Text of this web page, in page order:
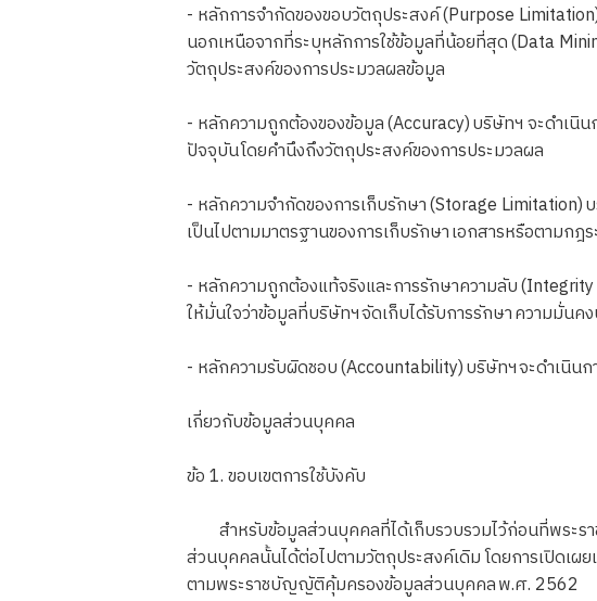
- หลักการจำกัดของขอบวัตถุประสงค์ (Purpose
นอกเหนือจากที่ระบุหลักการใช้ข้อมูลที่น้อยที่สุด (Data
วัตถุประสงค์ของการประมวลผลข้อมูล
- หลักความถูกต้องของข้อมูล (Accuracy) บริษัทฯ จะดำเ
ปัจจุบัน โดยคำนึงถึงวัตถุประสงค์ของการประมวลผล
- หลักความจำกัดของการเก็บรักษา (Storage Limitation)
เป็นไปตามมาตรฐานของการเก็บรักษา เอกสารหรือตามกฎ
- หลักความถูกต้องแท้จริงและการรักษาความลับ
ให้มั่นใจว่าข้อมูลที่บริษัทฯ จัดเก็บได้รับการรักษา ความมั่นค
- หลักความรับผิดชอบ (Accountability) บริษัทฯ จะดำเนิน
เกี่ยวกับข้อมูลส่วนบุคคล
ข้อ 1. ขอบเขตการใช้บังคับ
สำหรับข้อมูลส่วนบุคคลที่ได้เก็บรวบรวมไว้ก่อนที่พระร
ส่วนบุคคลนั้นได้ต่อไปตามวัตถุประสงค์เดิม โดยการเปิดเผ
ตามพระราชบัญญัติคุ้มครองข้อมูลส่วนบุคคล พ.ศ. 2562